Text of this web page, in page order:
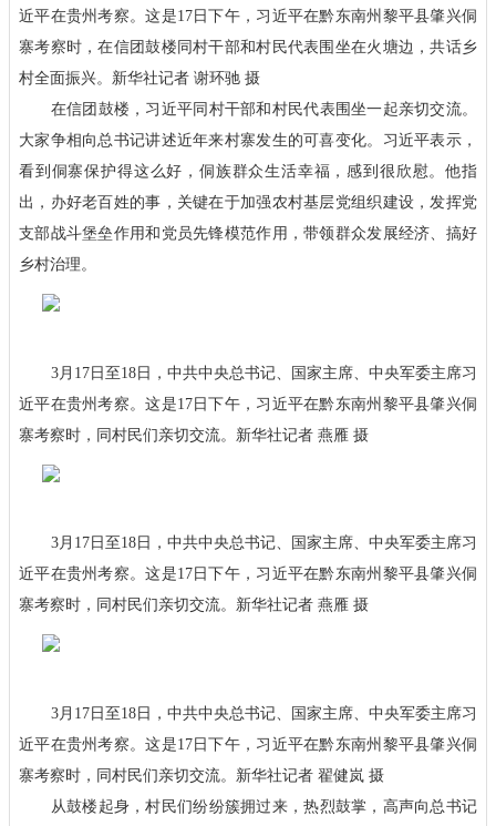
近平在贵州考察。这是17日下午，习近平在黔东南州黎平县肇兴侗
寨考察时，在信团鼓楼同村干部和村民代表围坐在火塘边，共话乡
村全面振兴。新华社记者 谢环驰 摄
在信团鼓楼，习近平同村干部和村民代表围坐一起亲切交流。
大家争相向总书记讲述近年来村寨发生的可喜变化。习近平表示，
看到侗寨保护得这么好，侗族群众生活幸福，感到很欣慰。他指
出，办好老百姓的事，关键在于加强农村基层党组织建设，发挥党
支部战斗堡垒作用和党员先锋模范作用，带领群众发展经济、搞好
乡村治理。
3月17日至18日，中共中央总书记、国家主席、中央军委主席习
近平在贵州考察。这是17日下午，习近平在黔东南州黎平县肇兴侗
寨考察时，同村民们亲切交流。新华社记者 燕雁 摄
3月17日至18日，中共中央总书记、国家主席、中央军委主席习
近平在贵州考察。这是17日下午，习近平在黔东南州黎平县肇兴侗
寨考察时，同村民们亲切交流。新华社记者 燕雁 摄
3月17日至18日，中共中央总书记、国家主席、中央军委主席习
近平在贵州考察。这是17日下午，习近平在黔东南州黎平县肇兴侗
寨考察时，同村民们亲切交流。新华社记者 翟健岚 摄
从鼓楼起身，村民们纷纷簇拥过来，热烈鼓掌，高声向总书记